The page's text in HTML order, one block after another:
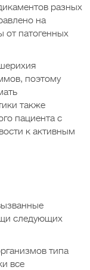
разных
на
от патогенных
поэтому
также
пациента с
к активным
следующих
типа
все